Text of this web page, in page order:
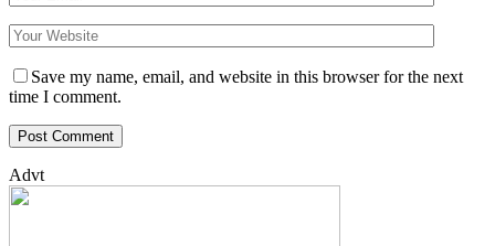
Save my name, email, and website in this browser for the next
time I comment.
Advt